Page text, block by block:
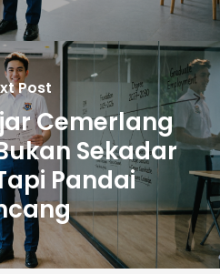
Post
Cemerlang
Sekadar
Pandai